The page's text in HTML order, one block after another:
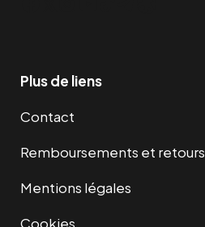
Plus de liens
Contact
Remboursements et retours
Mentions légales
Cookies